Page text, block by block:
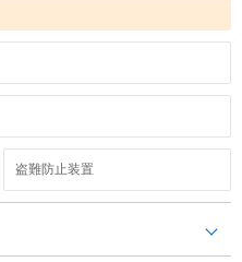
盗難防止装置